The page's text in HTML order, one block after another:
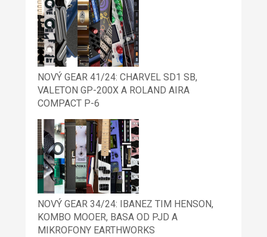
NOVÝ GEAR 41/24: CHARVEL SD1 SB,
VALETON GP-200X A ROLAND AIRA
COMPACT P-6
NOVÝ GEAR 34/24: IBANEZ TIM HENSON,
KOMBO MOOER, BASA OD PJD A
MIKROFONY EARTHWORKS